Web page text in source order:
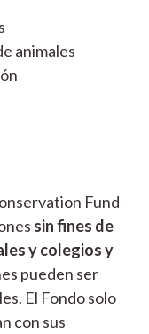
animales
Fund
sin fines de
y colegios y
pueden ser
El Fondo solo
con sus